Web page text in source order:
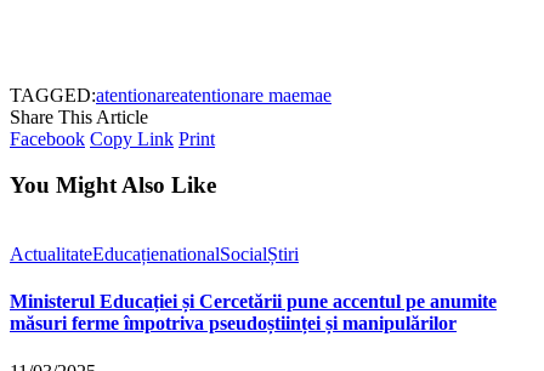
TAGGED:atentionareatentionare maemae
Share This Article
Facebook Copy Link Print
You Might Also Like
ActualitateEducațienationalSocialȘtiri
Ministerul Educației și Cercetării pune accentul pe anumite
măsuri ferme împotriva pseudoștiinței și manipulărilor